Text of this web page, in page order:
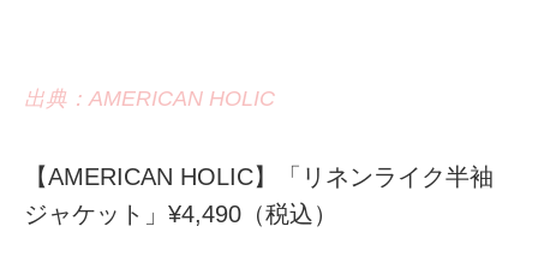
出典：AMERICAN HOLIC
【AMERICAN HOLIC】「リネンライク半袖
ジャケット」¥4,490（税込）